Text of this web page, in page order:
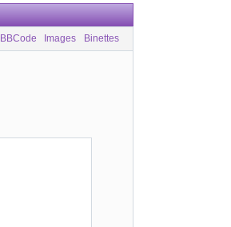
BBCode Images Binettes